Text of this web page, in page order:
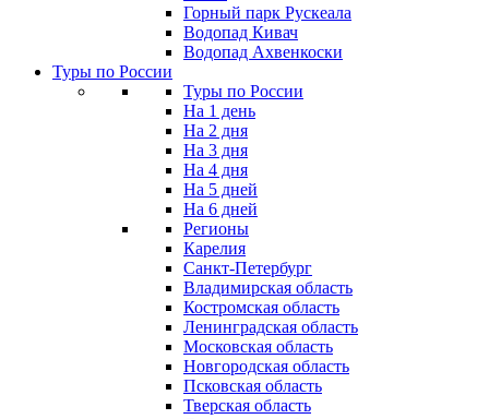
Горный парк Рускеала
Водопад Кивач
Водопад Ахвенкоски
Туры по России
Туры по России
На 1 день
На 2 дня
На 3 дня
На 4 дня
На 5 дней
На 6 дней
Регионы
Карелия
Санкт-Петербург
Владимирская область
Костромская область
Ленинградская область
Московская область
Новгородская область
Псковская область
Тверская область